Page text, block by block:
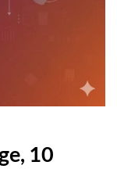
10